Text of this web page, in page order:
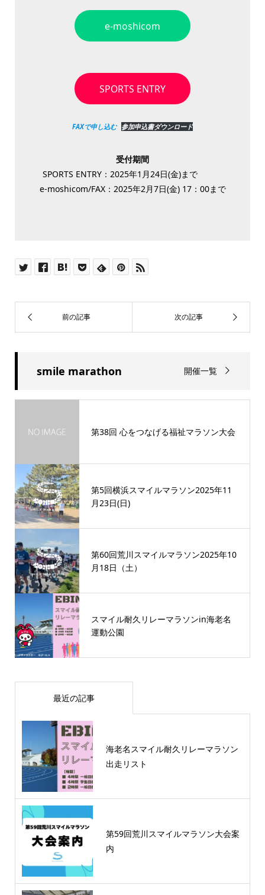
e-moshicom
SPORTS ENTRY
FAXで申し込む 参加申込書ダウンロード
受付期間
SPORTS ENTRY：2025年1月24日(金)まで
e-moshicom/FAX：2025年2月7日(金) 17：00まで
smile marathon 開催一覧
第38回 心をつなげる福祉マラソン大会
第5回横浜スマイルマラソン2025年11
月23日(日)
第60回荒川スマイルマラソン2025年10
月18日（土）
スマイル耐久リレーマラソンin海老名
運動公園
最近の記事
海老名スマイル耐久リレーマラソン
出走リスト
第59回荒川スマイルマラソン大会案
内